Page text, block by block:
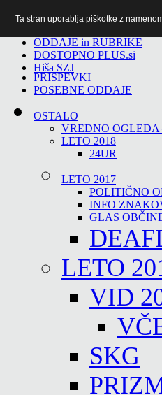
ODDAJE in RUBRIKE
DOSTOPNO PLUS.si
Hiša SZJ
PRISPEVKI
POSEBNE ODDAJE
OSTALO
VREDNO OGLEDA
LETO 2018
24UR
LETO 2017
POLITIČNO
INFO
GLAS
LETO
VID
SKG
Ta stran uporablja piškotke z